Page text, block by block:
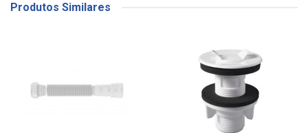
Produtos Similares